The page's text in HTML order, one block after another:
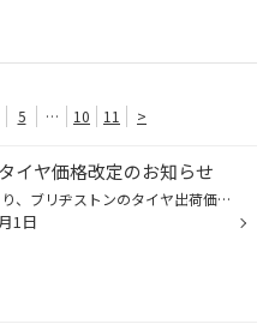
5 … 10 11 >
イヤ価格改定のお知らせ
9/1(火)より、ブリヂストンのタイヤ出荷価格の改定に伴い、17インチ以下の 国内市販用タイヤ(夏/冬)の価格改定を実施させていただきます。 ※価格改定前の価格での対応については、8/31(月)までの作業実施が対象となっております。 ※商品によって改定率等が異なります。価格改定についてはこちらをご...
1日